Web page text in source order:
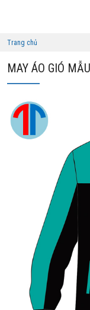
Trang chủ
MAY ÁO GIÓ